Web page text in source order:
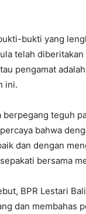
bukti yang
telah
pengamat
ini.
berpegang teguh
bahwa
dan dengan
bersama
BPR Lestari
dan membahas